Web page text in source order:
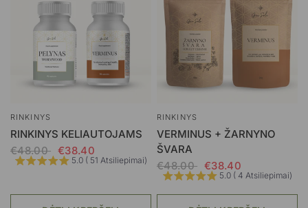
RINKINYS
RINKINYS KELIAUTOJAMS
€48.00
€38.40
5.0 ( 51 Atsiliepimai)
RINKINYS
VERMINUS + ŽARNYNO
ŠVARA
€48.00
€38.40
5.0 ( 4 Atsiliepimai)